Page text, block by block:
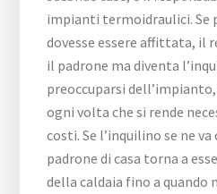
impianti termoidraulici. Se
dovesse essere affittata, il
il padrone ma diventa
preoccuparsi
ogni volta che si rende
costi. Se l’inquilino se ne
padrone di casa torna a
della caldaia fino a quando